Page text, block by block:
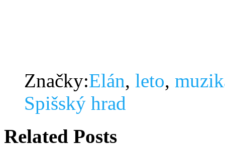
Značky:Elán, leto,
Spišský hrad
Related Posts